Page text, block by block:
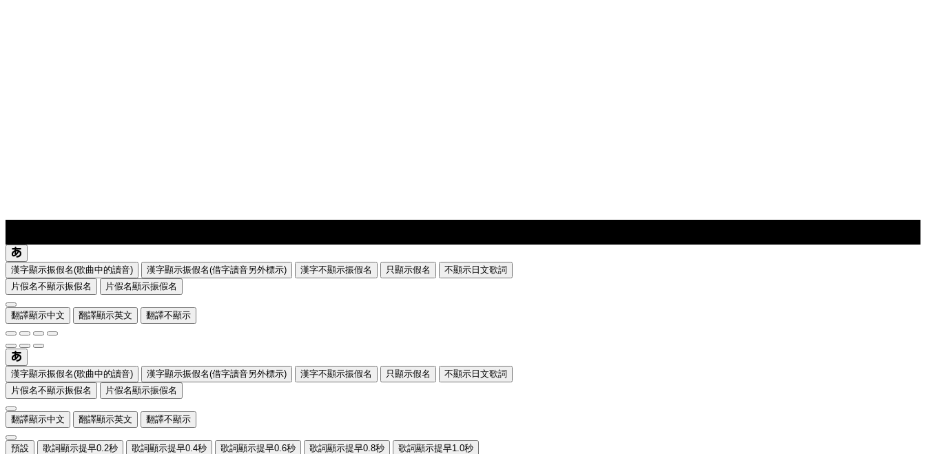
漢字顯示振假名(歌曲中的讀音) 漢字顯示振假名(借字讀音另外標示) 漢字不顯示振假名 只顯示假名
不顯示日文歌詞
片假名不顯示振假名
片假名顯示振假名
翻譯顯示中文 翻譯顯示英文 翻譯不顯示
漢字顯示振假名(歌曲中的讀音) 漢字顯示振假名(借字讀音另外標示) 漢字不顯示振假名 只顯示假名
不顯示日文歌詞
片假名不顯示振假名
片假名顯示振假名
翻譯顯示中文 翻譯顯示英文 翻譯不顯示
預設 歌詞顯示提早0.2秒 歌詞顯示提早0.4秒 歌詞顯示提早0.6秒 歌詞顯示提早0.8秒 歌詞顯示提早1.0秒